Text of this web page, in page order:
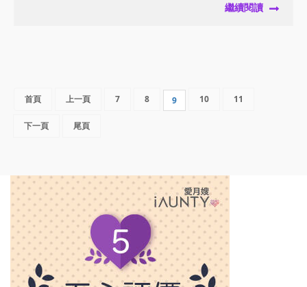
繼續閱讀
首頁 上一頁 7 8 9 10 11
下一頁 尾頁